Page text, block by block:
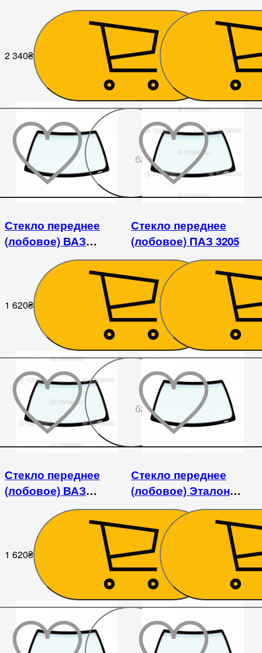
2108/2109/21099/2113/2114/2115
2 340₴
2121/21213/21214/2131
2 115₴
До
бажаного
Стекло переднее
(лобовое) ВАЗ
2121/21213/21214/2131
1 620₴
Стекло переднее
(лобовое) ПАЗ 3205
4 680₴
До
бажаного
Стекло переднее
(лобовое) ВАЗ
2108/2109/21099/2113/2114/2115
1 620₴
Стекло переднее
(лобовое) Эталон
(БАЗ А079)
6 210₴
До